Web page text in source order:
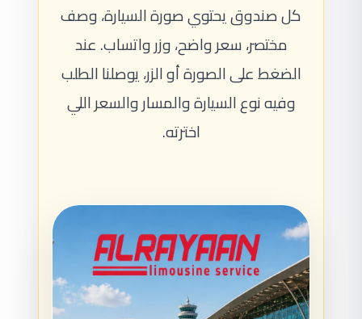
كل صندوق يحتوي صورة السيارة، وصف
مختصر، سعر واضح، وزر واتساب. عند
الضغط على الصورة أو الزر، يوصلنا الطلب
وفيه نوع السيارة والمسار والسعر اللي
اخترته.